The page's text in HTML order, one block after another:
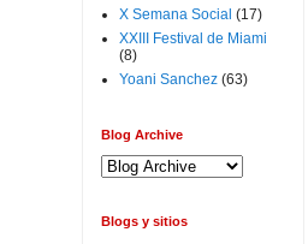
X Semana Social (17)
XXIII Festival de Miami
(8)
Yoani Sanchez (63)
Blog Archive
Blogs y sitios